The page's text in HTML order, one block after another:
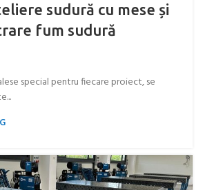
sudură cu mese și
fum sudură
special pentru fiecare proiect, se